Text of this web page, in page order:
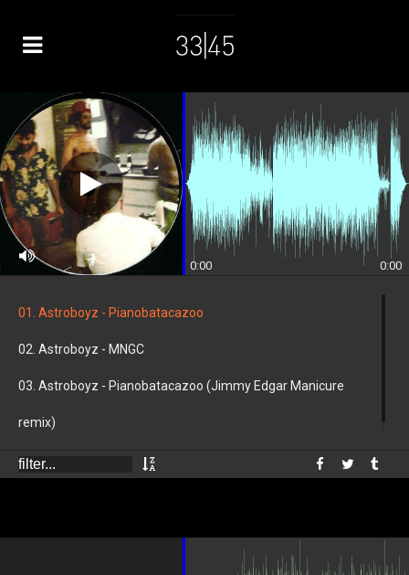
0:00
0:00
01. Astroboyz - Pianobatacazoo
02. Astroboyz - MNGC
03. Astroboyz - Pianobatacazoo (Jimmy Edgar Manicure
remix)